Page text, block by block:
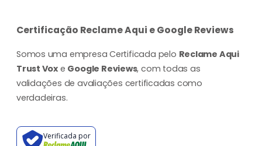
Certificação Reclame Aqui e Google Reviews
Somos uma empresa Certificada pelo Reclame Aqui
Trust Vox e Google Reviews, com todas as
validações de avaliações certificadas como
verdadeiras.
Verificada por